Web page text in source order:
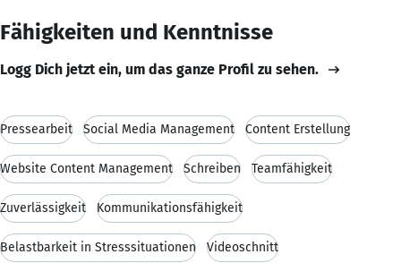
Fähigkeiten und Kenntnisse
Logg Dich jetzt ein, um das ganze Profil zu sehen.
Pressearbeit Social Media Management Content Erstellung
Website Content Management Schreiben Teamfähigkeit
Zuverlässigkeit Kommunikationsfähigkeit
Belastbarkeit in Stresssituationen Videoschnitt